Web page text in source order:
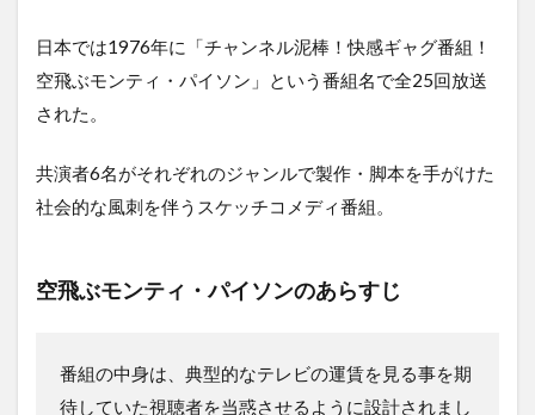
日本では1976年に「チャンネル泥棒！快感ギャグ番組！
空飛ぶモンティ・パイソン」という番組名で全25回放送
された。
共演者6名がそれぞれのジャンルで製作・脚本を手がけた
社会的な風刺を伴うスケッチコメディ番組。
空飛ぶモンティ・パイソンのあらすじ
番組の中身は、典型的なテレビの運賃を見る事を期
待していた視聴者を当惑させるように設計されまし